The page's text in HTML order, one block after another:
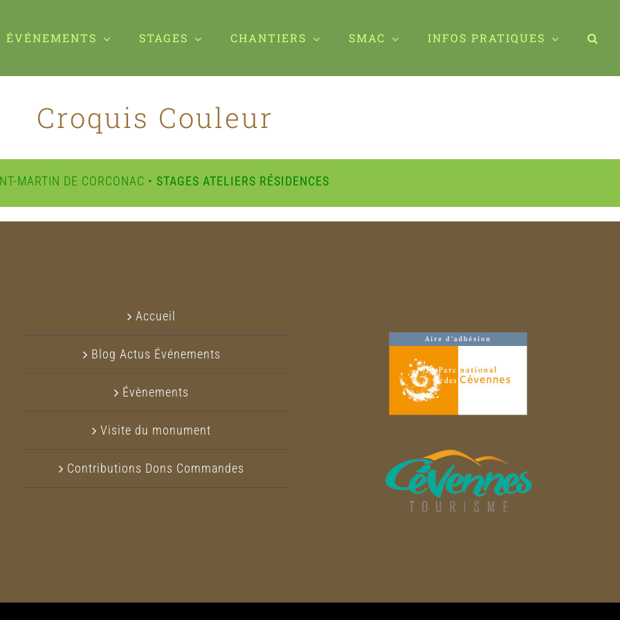
ÉVÉNEMENTS STAGES CHANTIERS SMAC INFOS PRATIQUES
Croquis Couleur
MARTIN DE CORCONAC • STAGES ATELIERS RÉSIDENCES
Accueil
Blog Actus Événements
Évènements
Visite du monument
Contributions Dons Commandes